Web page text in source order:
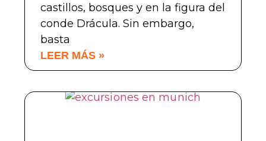
castillos, bosques y en la figura del
conde Drácula. Sin embargo,
basta
LEER MÁS »